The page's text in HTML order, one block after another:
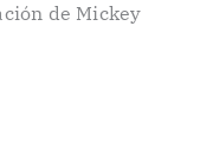
de Mickey